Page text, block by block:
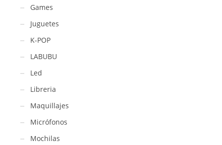
Games
Juguetes
K-POP
LABUBU
Led
Libreria
Maquillajes
Micrófonos
Mochilas